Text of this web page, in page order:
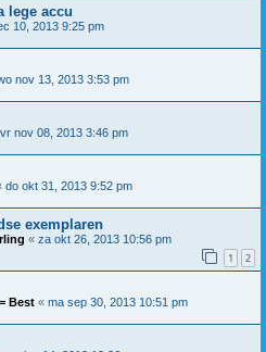
lege accu
10, 2013 9:25 pm
nov 13, 2013 3:53 pm
vr nov 08, 2013 3:46 pm
do okt 31, 2013 9:52 pm
exemplaren
« za okt 26, 2013 10:56 pm
1 2
Best « ma sep 30, 2013 10:51 pm